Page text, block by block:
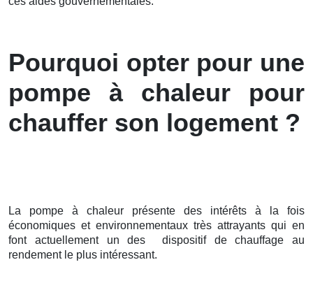
Pourquoi opter pour une
pompe à chaleur pour
chauffer son logement ?
La pompe à chaleur présente des intérêts à la fois
économiques et environnementaux très attrayants qui en
font actuellement un des dispositif de chauffage au
rendement le plus intéressant.